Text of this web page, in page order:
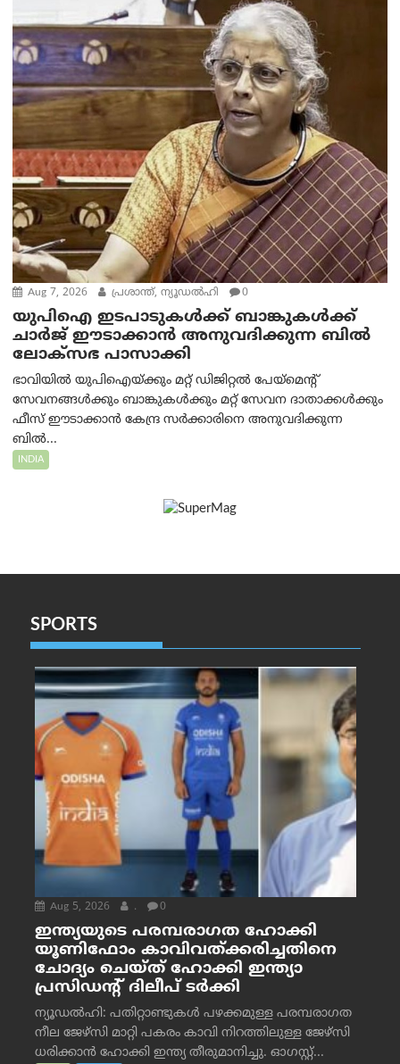
Aug 7, 2026 പ്രശാന്ത്, ന്യൂഡല്‍ഹി 0
യുപിഐ ഇടപാടുകൾക്ക് ബാങ്കുകൾക്ക്
ചാർജ് ഈടാക്കാൻ അനുവദിക്കുന്ന ബിൽ
ലോക്‌സഭ പാസാക്കി
ഭാവിയിൽ യുപിഐയ്ക്കും മറ്റ് ഡിജിറ്റൽ പേയ്‌മെന്റ്
സേവനങ്ങൾക്കും ബാങ്കുകൾക്കും മറ്റ് സേവന ദാതാക്കൾക്കും
ഫീസ് ഈടാക്കാൻ കേന്ദ്ര സർക്കാരിനെ അനുവദിക്കുന്ന
ബിൽ...
INDIA
SPORTS
Aug 5, 2026 . 0
ഇന്ത്യയുടെ പരമ്പരാഗത ഹോക്കി
യൂണിഫോം കാവിവത്ക്കരിച്ചതിനെ
ചോദ്യം ചെയ്ത് ഹോക്കി ഇന്ത്യാ
പ്രസിഡന്റ് ദിലീപ് ടര്‍ക്കി
ന്യൂഡൽഹി: പതിറ്റാണ്ടുകൾ പഴക്കമുള്ള പരമ്പരാഗത
നീല ജേഴ്‌സി മാറ്റി പകരം കാവി നിറത്തിലുള്ള ജേഴ്‌സി
ധരിക്കാൻ ഹോക്കി ഇന്ത്യ തീരുമാനിച്ചു. ഓഗസ്റ്റ്...